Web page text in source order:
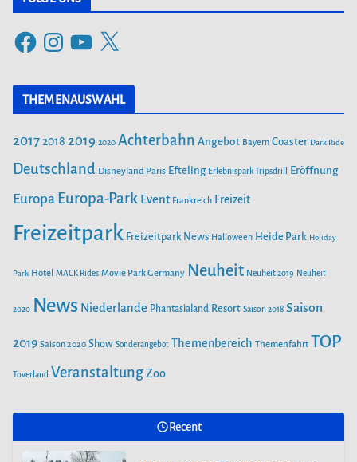
SPIELELAND EIN
NEUE ACHTERBAHN „VOLTRON NEVERA POWERED BY RIMAC“
SAISONSTART IM PLAYMOBIL-FUNPARK
FÜR MASSIVEN SCHADEN
FREIZEITPARK PLOHN BAUT WELTNEUHEIT! ERSTER MULTI
LAUNCH WASSERACHTERBAHN!
AUS DEM WELTALL NACH ZIRNDORF: ESA-ASTRONAUT
MATTHIAS MAURER BESUCHT DEN PLAYMOBIL-FUNPARK
FREIZEITPARK PLOHN STELLT NEUHEIT
F
c
o
o
s
t
g
r
m
Y
u
T
b
e
X
THEMENAUSWAHL
2017 2018 2019 2020 Achterbahn Angebot Bayern Coaster Dark Ride
Deutschland Disneyland Paris Efteling Erlebnispark Tripsdrill Eröffnung
Europa Europa-Park Event Frankreich Freizeit
Freizeitpark Freizeitpark News Halloween Heide Park Holiday
Park Hotel MACK Rides Movie Park Germany Neuheit Neuheit 2019 Neuheit
2020 News Niederlande Phantasialand Resort Saison 2018 Saison
2019 Saison 2020 Show Sonderangebot Themenbereich Themenfahrt TOP
Toverland VeranstaltungZoo
Recent